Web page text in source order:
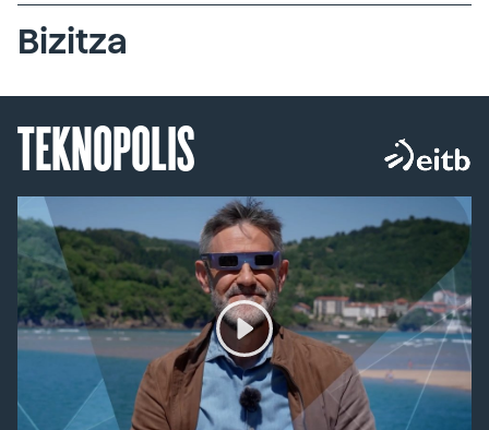
Bizitza
TEKNOPOLIS